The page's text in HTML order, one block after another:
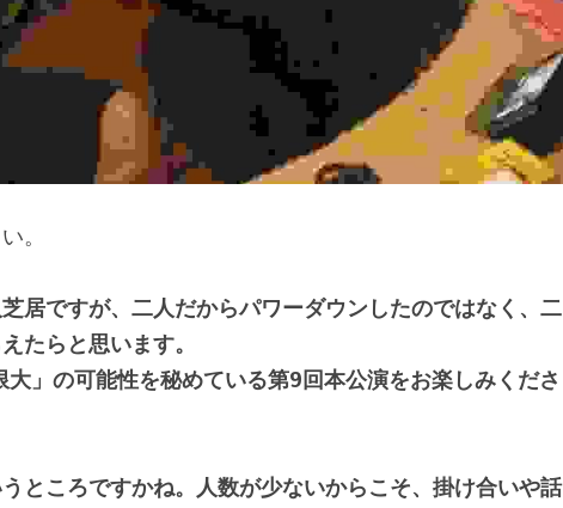
。
居ですが、二人だからパワーダウンしたのではなく、二
たらと思います。
」の可能性を秘めている第9回本公演をお楽しみくださ
ところですかね。人数が少ないからこそ、掛け合いや話